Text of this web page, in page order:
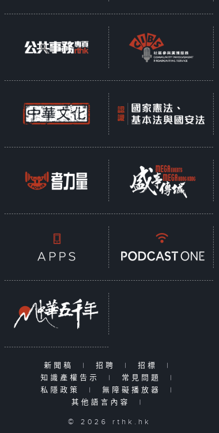
新聞稿 | 招聘 | 招標
|
知識產權告示
| 常見問題
|
私隱政策
| 無障礙播放器
|
其他語言內容
|
© 2026 rthk.hk